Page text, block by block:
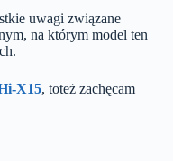
uwagi związane
na którym model ten
X15, toteż zachęcam